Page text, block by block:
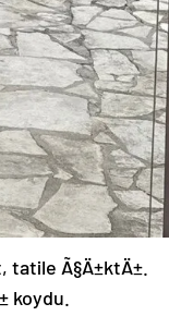
tatile Ã§Ä±ktÄ±.
koydu.